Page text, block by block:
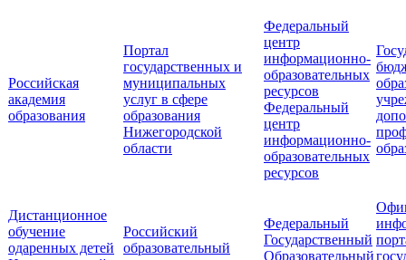
Российская
академия
образования
Портал
государственных и
муниципальных
услуг в сфере
образования
Нижегородской
области
Федеральный
центр
информационно-
образовательных
ресурсов
Федеральный
центр
информационно-
образовательных
ресурсов
Дистанционное
обучение
одаренных детей
Российский
образовательный
Федеральный
Государственный
Образовательный